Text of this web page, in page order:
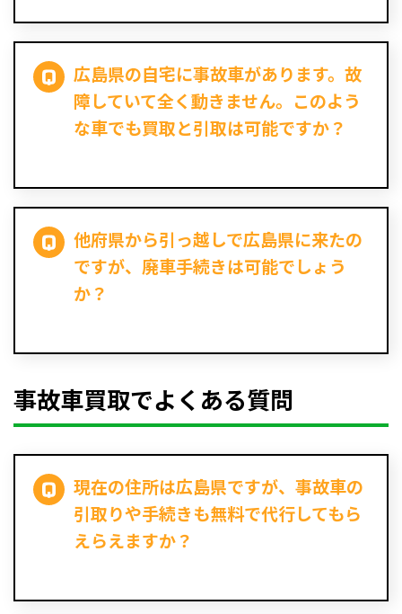
広島県の自宅に事故車があります。故
障していて全く動きません。このよう
な車でも買取と引取は可能ですか？
他府県から引っ越しで広島県に来たの
ですが、廃車手続きは可能でしょう
か？
事故車買取でよくある質問
現在の住所は広島県ですが、事故車の
引取りや手続きも無料で代行してもら
えらえますか？